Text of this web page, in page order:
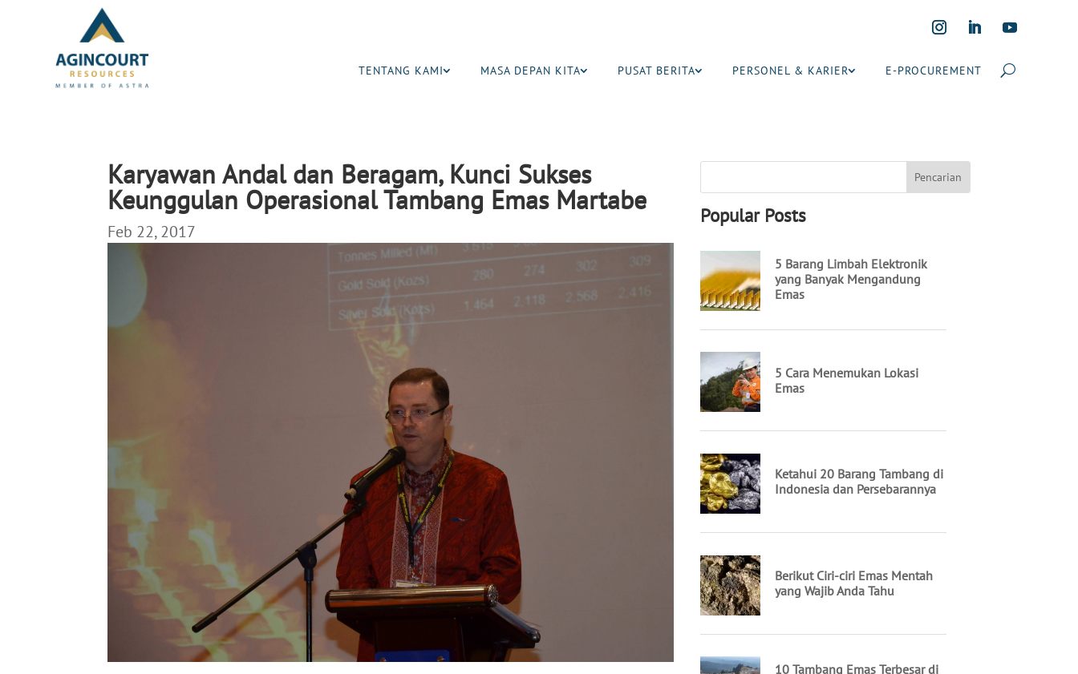
TENTANG KAMI MASA DEPAN KITA PUSAT BERITA PERSONEL & KARIER E-PROCUREMENT
Karyawan Andal dan Beragam, Kunci Sukses
Keunggulan Operasional Tambang Emas Martabe
Feb 22, 2017
Popular Posts